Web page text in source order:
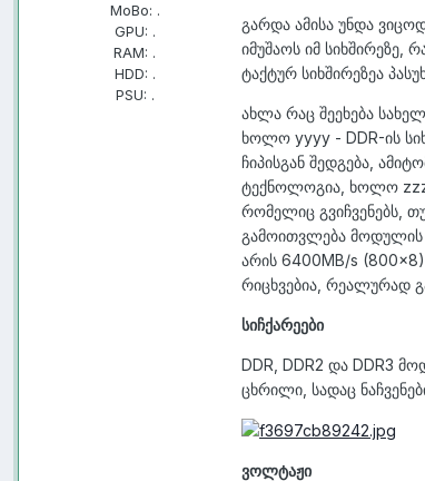
MoBo: .
GPU: .
RAM: .
HDD: .
PSU: .
გარდა ამისა უნდა
იმუშაოს იმ
ტაქტურ სიხშირეზეა
ახლა რაც შეეხება
ხოლო yyyy - DDR-ის
ჩიპისგან შედგება,
ტექნოლოგია, ხოლო
რომელიც გვიჩვენებს,
გამოითვლება მოდულის
არის 6400MB/s
რიცხვებია, რეალურად
სიჩქარეები
DDR, DDR2 და DDR3
ცხრილი, სადაც
ვოლტაჟი